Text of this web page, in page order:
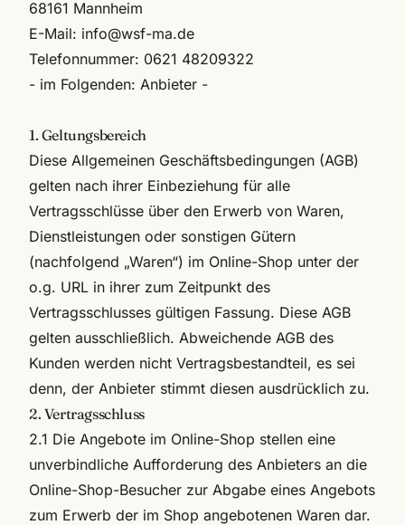
68161 Mannheim
E-Mail: info@wsf-ma.de
Telefonnummer: 0621 48209322
- im Folgenden: Anbieter -
1. Geltungsbereich
Diese Allgemeinen Geschäftsbedingungen (AGB)
gelten nach ihrer Einbeziehung für alle
Vertragsschlüsse über den Erwerb von Waren,
Dienstleistungen oder sonstigen Gütern
(nachfolgend „Waren“) im Online-Shop unter der
o.g. URL in ihrer zum Zeitpunkt des
Vertragsschlusses gültigen Fassung. Diese AGB
gelten ausschließlich. Abweichende AGB des
Kunden werden nicht Vertragsbestandteil, es sei
denn, der Anbieter stimmt diesen ausdrücklich zu.
2. Vertragsschluss
2.1 Die Angebote im Online-Shop stellen eine
unverbindliche Aufforderung des Anbieters an die
Online-Shop-Besucher zur Abgabe eines Angebots
zum Erwerb der im Shop angebotenen Waren dar.